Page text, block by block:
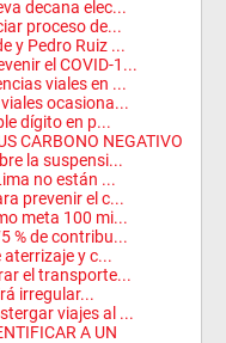
decana elec...
proceso de...
y Pedro Ruiz ...
el COVID-1...
viales en ...
ocasiona...
dígito en p...
CARBONO NEGATIVO
la suspensi...
no están ...
prevenir el c...
meta 100 mi...
% de contribu...
y c...
el transporte...
irregular...
viajes al ...
A UN